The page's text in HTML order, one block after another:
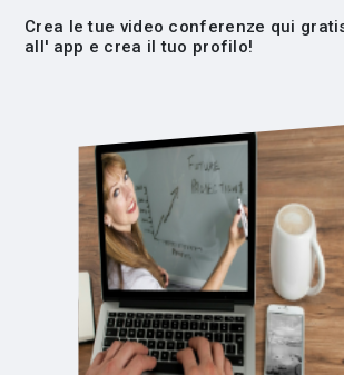
Crea le tue video conferenze qui
all' app e crea il tuo profilo!